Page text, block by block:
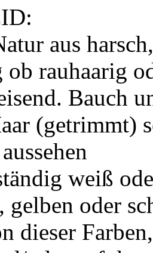
aus
rauhaarig
Bauch
(getrimmt)
weiß
oder
dieser